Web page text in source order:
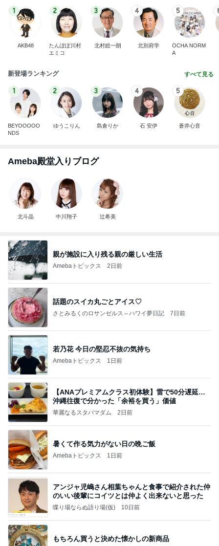
1
AKB48
2
たんぽぽ川村
エミコ
3
北村総一朗
4
北別府学
5
OCHA NORM
A
新登場ランキング すべて見る
1
BEYOOOOO
NDS
2
ゆうこりん
3
島倉りか
4
石 安伊
5
蒼井心音
Ameba殿堂入りブログ
北斗晶 中川翔子 辻希美
親が施設に入り残る親の厳しい生活
Amebaトピックス 2日前
話題のスイカ丸ごとアイス♡
さとみるくのロサンゼルス⇔ハワイ夢日記 7日前
若乃花 今日の堅忍不抜の気持ち
Amebaトピックス 1日前
【ANAプレミアムクラス初体験】雷で50分遅延…
沖縄往復で分かった「余裕を買う」価値
華麗なるスタバマダム 2日前
暑くて作る気力がない日の晩ご飯
Amebaトピックス 1日前
アンジャ児嶋さん相葉ちゃんと食事で紹介された仲
のいい後輩にコイツとは仲よく出来ないと思った
喋り場ならぬ語り場(仮) 10日前
もちろん買うと決めた懐かしの新商品